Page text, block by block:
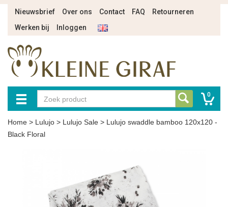
Nieuwsbrief Over ons Contact FAQ
Retourneren
Werken bij
Inloggen
0
Home > Lulujo > Lulujo Sale > Lulujo swaddle bamboo 120x120 -
Black Floral